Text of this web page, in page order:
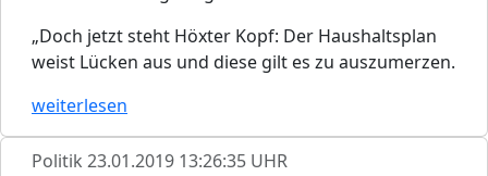
„Doch jetzt steht Höxter Kopf: Der Haushaltsplan
weist Lücken aus und diese gilt es zu auszumerzen.
weiterlesen
Politik 23.01.2019 13:26:35 UHR